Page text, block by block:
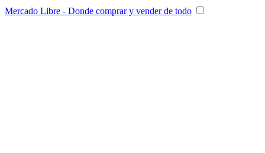
Mercado Libre - Donde comprar y vender de todo